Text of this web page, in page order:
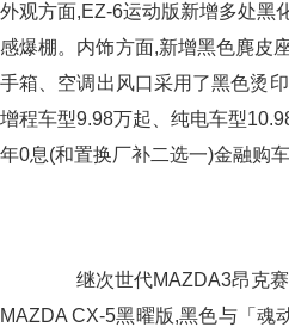
外观方面,EZ-6运动版新增多处黑
感爆棚。内饰方面,新增黑色麂皮
手箱、空调出风口采用了黑色烫
增程车型9.98万起、纯电车型
年0息(和置换厂补二选一)金融购车
继次世代MAZDA3昂克赛
MAZDA CX-5黑曜版,黑色与「魂